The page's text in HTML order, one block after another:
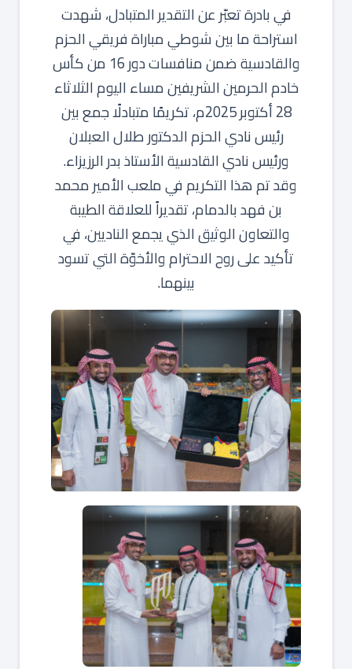
في بادرة تعبّر عن التقدير المتبادل، شهدت
استراحة ما بين شوطي مباراة فريقي الحزم
والقادسية ضمن منافسات دور 16 من كأس
خادم الحرمين الشريفين مساء اليوم الثلاثاء
28 أكتوبر 2025م، تكريمًا متبادلًا جمع بين
رئيس نادي الحزم الدكتور طلال العبلان
ورئيس نادي القادسية الأستاذ بدر الرزيزاء.
وقد تم هذا التكريم في ملعب الأمير محمد
بن فهد بالدمام، تقديراً للعلاقة الطيبة
والتعاون الوثيق الذي يجمع الناديين، في
تأكيد على روح الاحترام والأخوّة التي تسود
بينهما.